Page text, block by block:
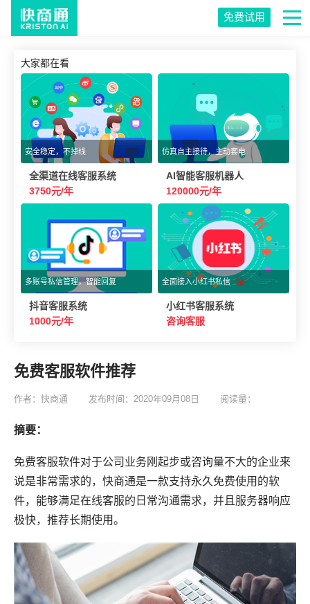
免费试用
大家都在看
安全稳定，不掉线
全渠道在线客服系统
3750元/年
仿真自主接待，主动套电
AI智能客服机器人
120000元/年
多账号私信管理，智能回复
抖音客服系统
1000元/年
全面接入小红书私信
小红书客服系统
咨询客服
免费客服软件推荐
作者：快商通 发布时间：2020年09月08日 阅读量：
摘要：
免费客服软件对于公司业务刚起步或咨询量不大的企业来
说是非常需求的，快商通是一款支持永久免费使用的软
件，能够满足在线客服的日常沟通需求，并且服务器响应
极快，推荐长期使用。